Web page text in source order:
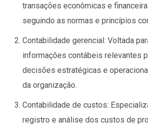
transações econômicas e
seguindo as normas e princípios
Contabilidade gerencial: Voltada
informações contábeis relevantes
decisões estratégicas e
da organização.
Contabilidade de custos:
registro e análise dos custos de